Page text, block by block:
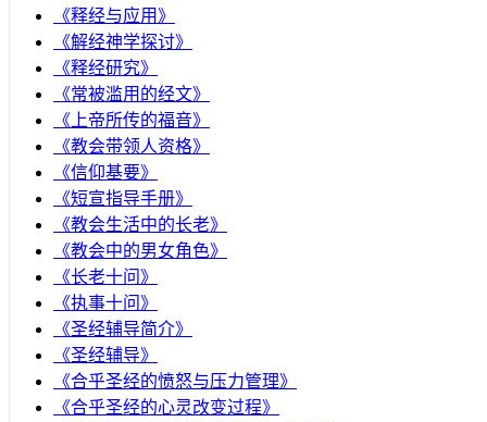
《释经与应用》
《解经神学探讨》
《释经研究》
《常被滥用的经文》
《上帝所传的福音》
《教会带领人资格》
《信仰基要》
《短宣指导手册》
《教会生活中的长老》
《教会中的男女角色》
《长老十问》
《执事十问》
《圣经辅导简介》
《圣经辅导》
​《合乎圣经的愤怒与压力管理》
《合乎圣经的心灵改变过程》